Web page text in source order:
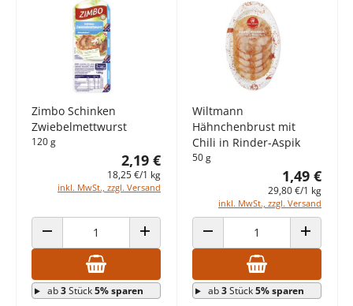
Zimbo Schinken
Zwiebelmettwurst
120 g
2,19 €
18,25 €/1 kg
inkl. MwSt., zzgl. Versand
ANZAHL VERRINGERN ANZAHL ERHÖHEN
ab3Stück5% sparen
Wiltmann
Hähnchenbrust mit
Chili in Rinder-Aspik
50 g
1,49 €
29,80 €/1 kg
inkl. MwSt., zzgl. Versand
ANZAHL VERRINGERN ANZAHL
ab3Stück5% sparen